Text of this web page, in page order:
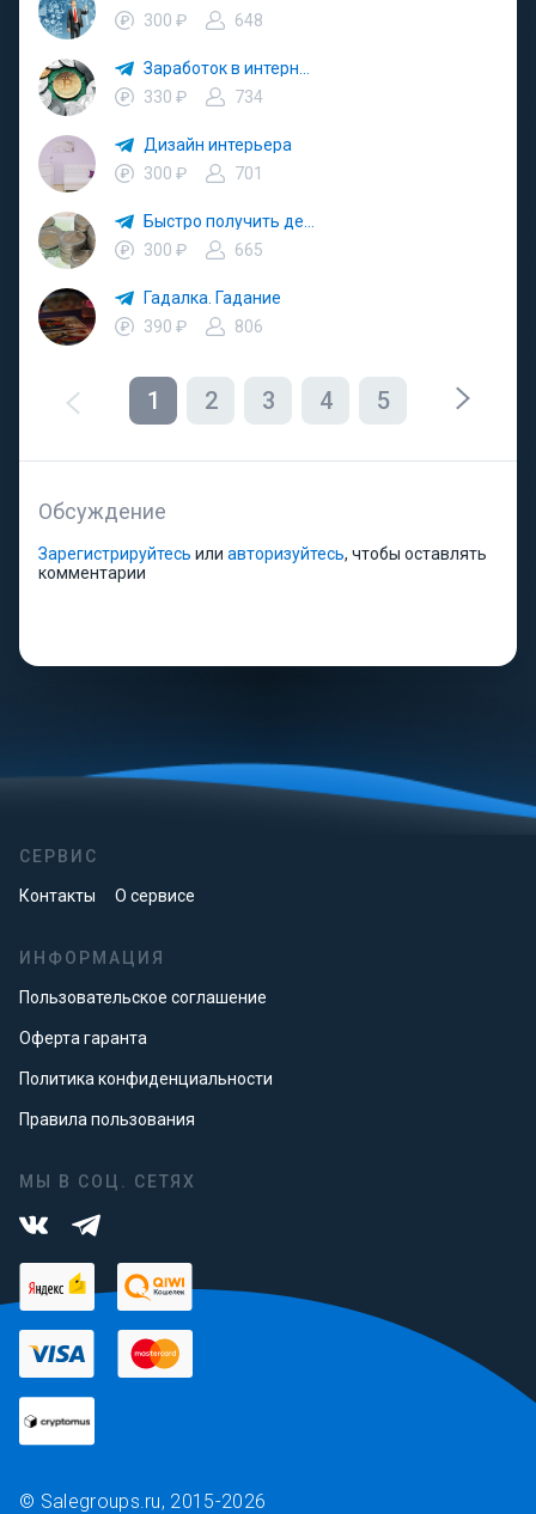
300 ₽
648
330 ₽
734
Дизайн интерьера
300 ₽
701
300 ₽
665
Гадалка. Гадание
390 ₽
806
1 2 3 4 5
Обсуждение
Зарегистрируйтесь или авторизуйтесь, чтобы оставлять
комментарии
СЕРВИС
Контакты О сервисе
ИНФОРМАЦИЯ
Пользовательское соглашение
Оферта гаранта
Политика конфиденциальности
Правила пользования
МЫ В СОЦ. СЕТЯХ
© Salegroups.ru, 2015-2026